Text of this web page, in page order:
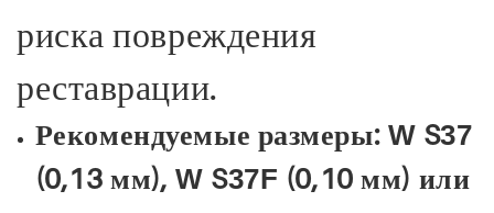
риска повреждения
реставрации.
Рекомендуемые размеры: W S37
(0,13 мм), W S37F (0,10 мм) или